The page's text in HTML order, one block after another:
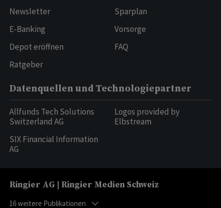
Newsletter
E-Banking
Depot eröffnen
Ratgeber
Sparplan
Vorsorge
FAQ
Datenquellen und Technologiepartner
Allfunds Tech Solutions
Switzerland AG
SIX Financial Information
AG
Logos provided by
Elbstream
Ringier AG | Ringier Medien Schweiz
16weitere Publikationen